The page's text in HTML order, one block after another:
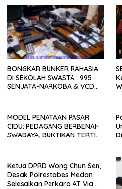
BONGKAR BUNKER RAHASIA
DI SEKOLAH SWASTA : 995
SENJATA-NARKOBA & VCD
MODEL PENATAAN PASAR
CIDU: PEDAGANG BERBENAH
SWADAYA, BUKTIKAN TERTIB
Ketua DPRD Wong Chun Sen,
Desak Polrestabes Medan
Selesaikan Perkara AT Via